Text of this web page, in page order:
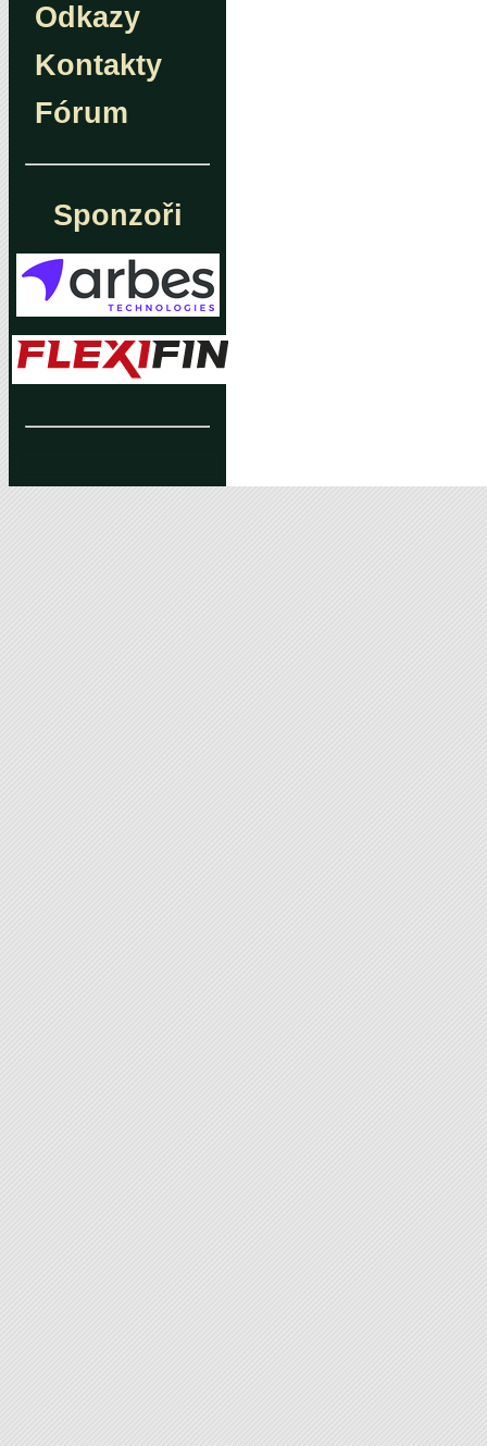
Odkazy
Kontakty
Fórum
Sponzoři